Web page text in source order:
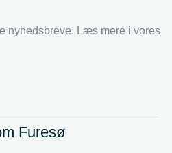
nyhedsbreve. Læs mere i vores
Furesø